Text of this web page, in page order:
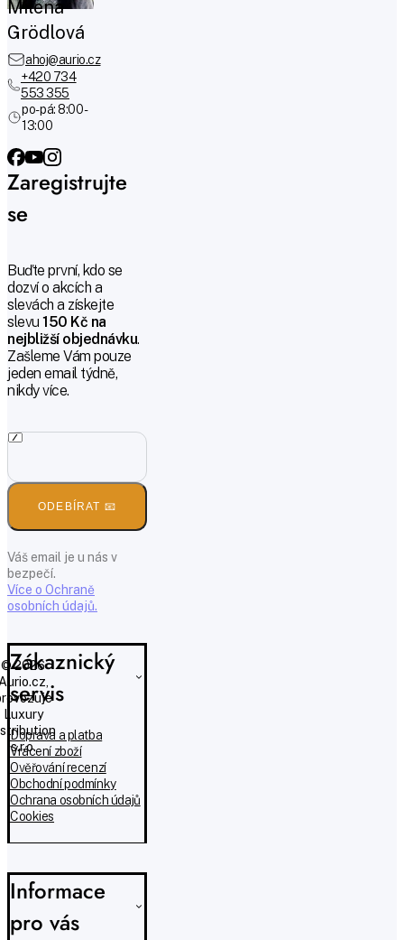
Milena
Grödlová
ahoj@aurio.cz
+420 734
553 355
po-pá: 8:00 -
13:00
Zákaznický
servis
Doprava a platba
Vrácení zboží
Ověřování recenzí
Obchodní podmínky
Ochrana osobních údajů
Cookies
Informace
pro vás
Zaregistrujte
se
Buďte první, kdo se
dozví o akcích a
slevách a získejte
slevu150 Kč na
nejbližší objednávku.
Zašleme Vám pouze
jeden email týdně,
nikdy více.
ODEBÍRAT 📧
Váš email je u nás v
bezpečí.
Více o Ochraně
osobních údajů.
© 2026
Luxury
s.r.o.